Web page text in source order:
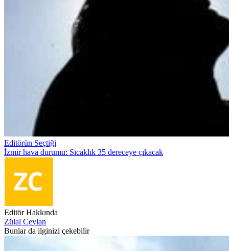
Editörün Seçtiği
İzmir hava durumu: Sıcaklık 35 dereceye çıkacak
Editör Hakkında
Zülal Ceylan
Bunlar da ilginizi çekebilir